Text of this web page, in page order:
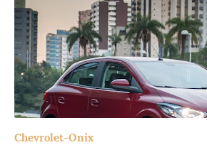
Chevrolet-Onix